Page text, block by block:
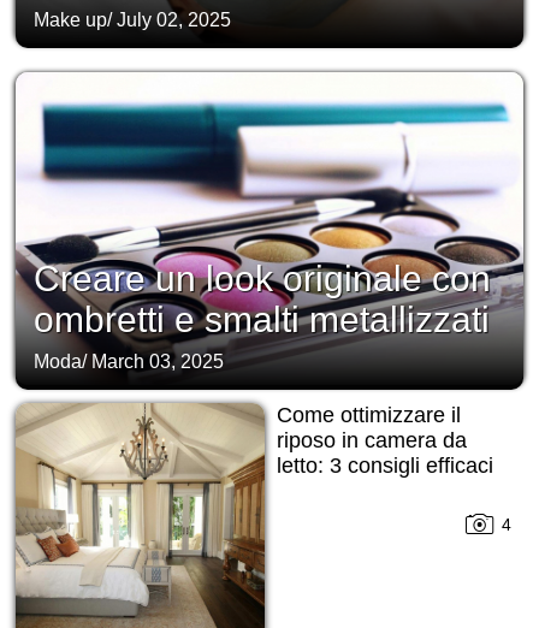
Make up/July 02, 2025
Creare un look originale con
ombretti e smalti metallizzati
Moda/ March 03, 2025
Come ottimizzare il
riposo in camera da
letto: 3 consigli efficaci
4